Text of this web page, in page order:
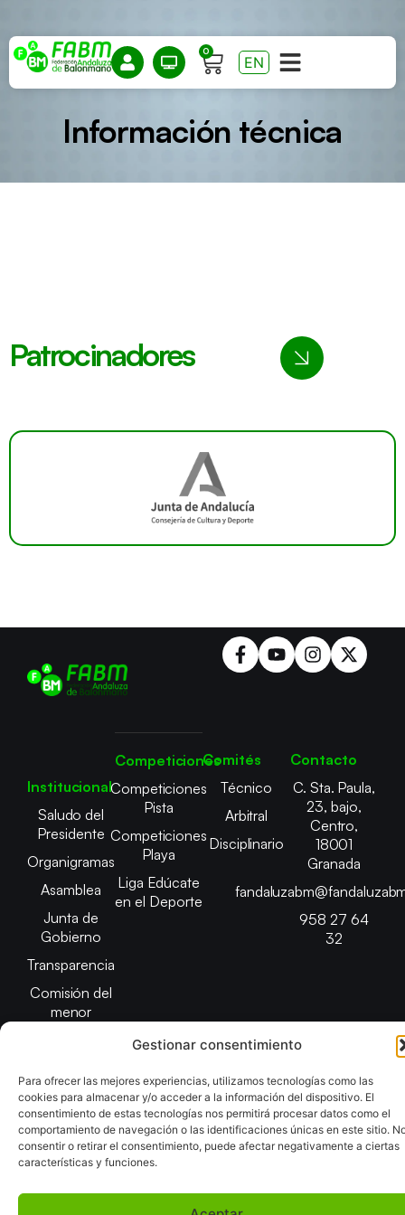
Gestionar consentimiento
Para ofrecer las mejores experiencias, utilizamos tecnologías como las
cookies para almacenar y/o acceder a la información del dispositivo. El
consentimiento de estas tecnologías nos permitirá procesar datos como el
comportamiento de navegación o las identificaciones únicas en este sitio.
consentir o retirar el consentimiento, puede afectar negativamente a ciertas
características y funciones.
0
EN
Información técnica
Patrocinadores
Institucional
Saludo del
Presidente
Organigramas
Asamblea
Junta de
Gobierno
Transparencia
Comisión del
menor
Competiciones
Competiciones
Pista
Competiciones
Playa
Liga Edúcate
en el Deporte
Comités
Técnico
Arbitral
Disciplinario
Contacto
C. Sta. Paula,
23, bajo,
Centro,
18001
Granada
958 27 64
32
Copyright © 2025 Federación Andaluza de Balonmano |
Desarrollado porTOOOLS
Aviso Legal
Política de ventas
Mapa del Sitio